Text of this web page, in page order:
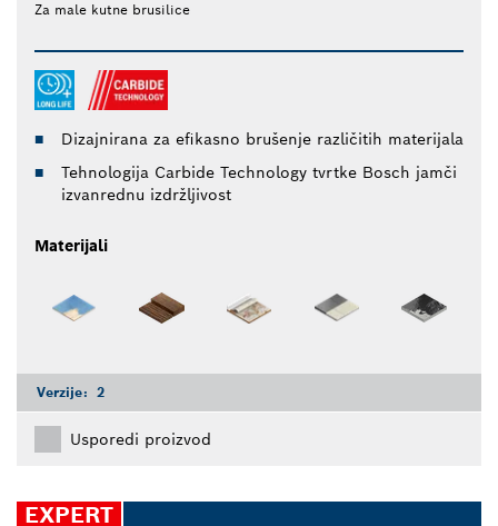
Za male kutne brusilice
Dizajnirana za efikasno brušenje različitih materijala
Tehnologija Carbide Technology tvrtke Bosch jamči
izvanrednu izdržljivost
Materijali
Verzije: 2
Usporedi proizvod
EXPERT